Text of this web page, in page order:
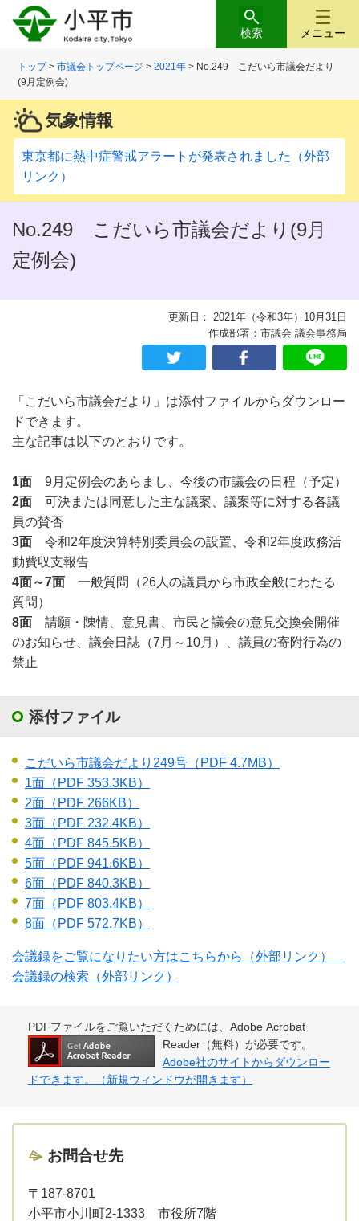
メニュー
検索
トップ>市議会トップページ >2021年 > No.249 こだいら市議会だより
(9月定例会)
気象情報
東京都に熱中症警戒アラートが発表されました（外部
リンク）
No.249 こだいら市議会だより(9月
定例会)
更新日： 2021年（令和3年）10月31日
作成部署：市議会 議会事務局
「こだいら市議会だより」は添付ファイルからダウンロー
ドできます。
主な記事は以下のとおりです。
1面 9月定例会のあらまし、今後の市議会の日程（予定）
2面 可決または同意した主な議案、議案等に対する各議
員の賛否
3面 令和2年度決算特別委員会の設置、令和2年度政務活
動費収支報告
4面～7面 一般質問（26人の議員から市政全般にわたる
質問）
8面 請願・陳情、意見書、市民と議会の意見交換会開催
のお知らせ、議会日誌（7月～10月）、議員の寄附行為の
禁止
添付ファイル
こだいら市議会だより249号 （PDF 4.7MB）
1面 （PDF 353.3KB）
2面 （PDF 266KB）
3面 （PDF 232.4KB）
4面 （PDF 845.5KB）
5面 （PDF 941.6KB）
6面 （PDF 840.3KB）
7面 （PDF 803.4KB）
8面 （PDF 572.7KB）
会議録をご覧になりたい方はこちらから（外部リンク）
会議録の検索（外部リンク）
PDFファイルをご覧いただくためには、Adobe Acrobat
Reader（無料）が必要です。
Adobe社のサイトからダウンロー
ドできます。（新規ウィンドウが開きます）
お問合せ先
〒187-8701
小平市小川町2-1333 市役所7階